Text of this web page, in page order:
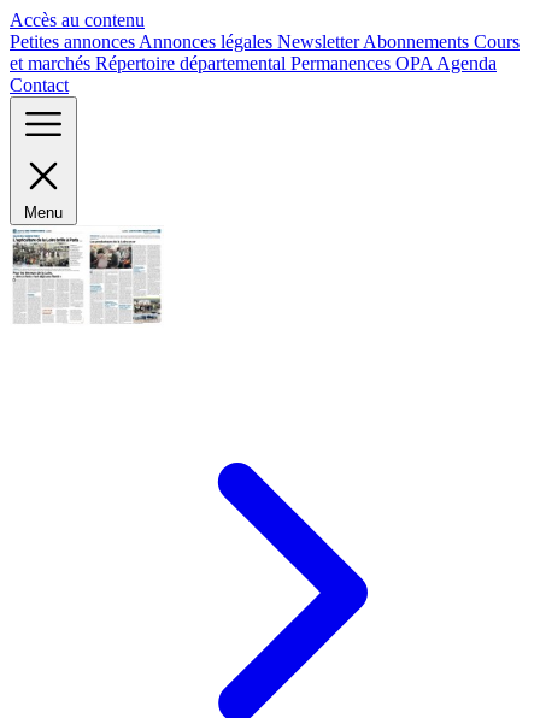
Accès au contenu
Petites annonces Annonces légales NewsletterAbonnements Cours
et marchés Répertoire départemental Permanences OPA Agenda
Contact
Menu
Panneau de gestion des cookies